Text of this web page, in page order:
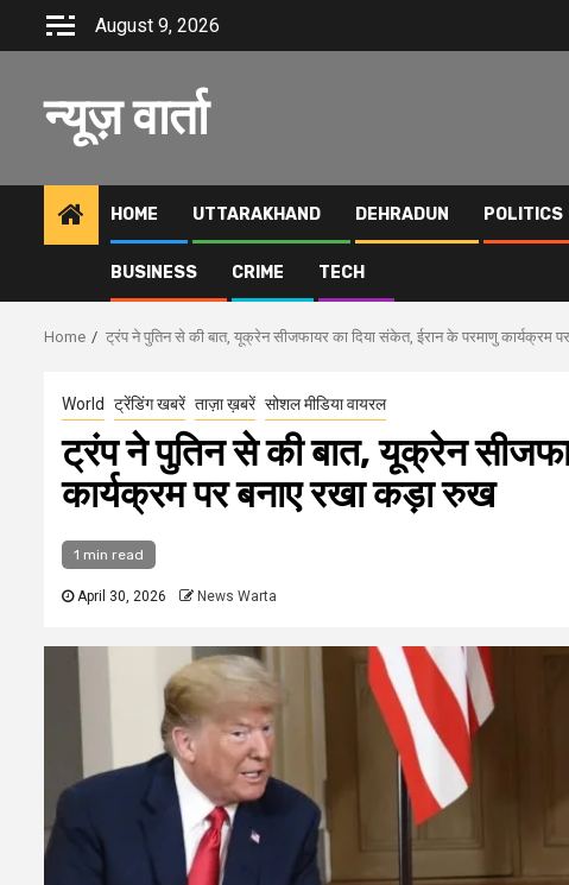
August 9, 2026
न्यूज़ वार्ता
HOME UTTARAKHAND DEHRADUN POLITICS
BUSINESS CRIME TECH
Home ट्रंप ने पुतिन से की बात, यूक्रेन सीजफायर का दिया संकेत, ईरान के परमाणु कार्यक्रम
World ट्रेंडिंग खबरें ताज़ा ख़बरें सोशल मीडिया वायरल
ट्रंप ने पुतिन से की बात, यूक्रेन
कार्यक्रम पर बनाए रखा कड़ा रुख
1 min read
April 30, 2026 News Warta